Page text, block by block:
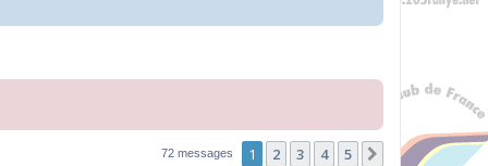
72 messages 1 2 3 4 5 Suivante